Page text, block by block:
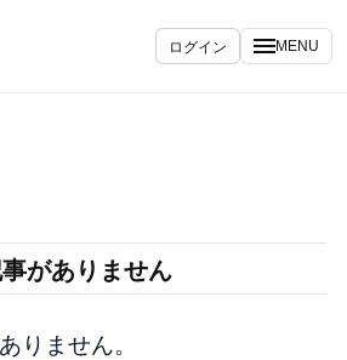
ログイン MENU
がありません
りません。